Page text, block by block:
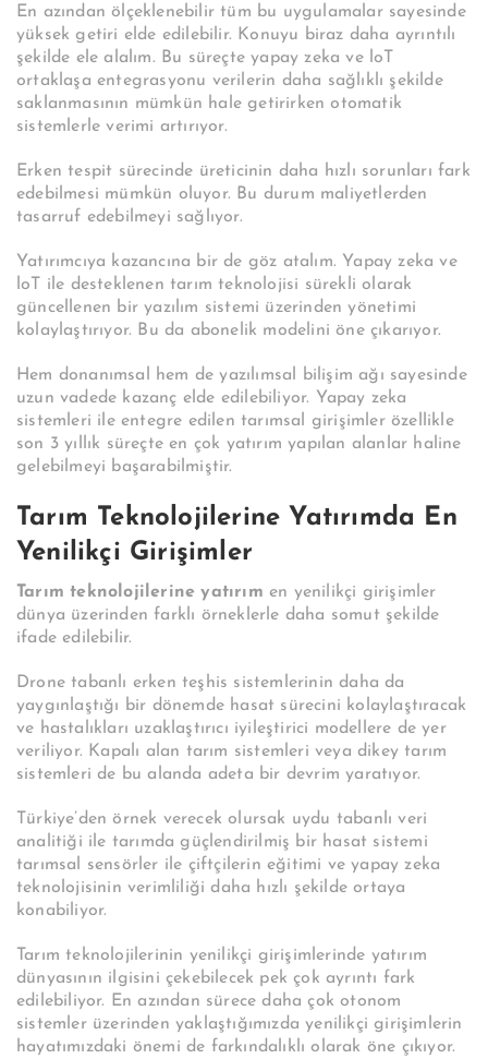
En azından ölçeklenebilir tüm bu uygulamalar sayesinde
yüksek getiri elde edilebilir. Konuyu biraz daha ayrıntılı
şekilde ele alalım. Bu süreçte yapay zeka ve loT
ortaklaşa entegrasyonu verilerin daha sağlıklı şekilde
saklanmasının mümkün hale getirirken otomatik
sistemlerle verimi artırıyor.
Erken tespit sürecinde üreticinin daha hızlı sorunları fark
edebilmesi mümkün oluyor. Bu durum maliyetlerden
tasarruf edebilmeyi sağlıyor.
Yatırımcıya kazancına bir de göz atalım. Yapay zeka ve
loT ile desteklenen tarım teknolojisi sürekli olarak
güncellenen bir yazılım sistemi üzerinden yönetimi
kolaylaştırıyor. Bu da abonelik modelini öne çıkarıyor.
Hem donanımsal hem de yazılımsal bilişim ağı sayesinde
uzun vadede kazanç elde edilebiliyor. Yapay zeka
sistemleri ile entegre edilen tarımsal girişimler özellikle
son 3 yıllık süreçte en çok yatırım yapılan alanlar haline
gelebilmeyi başarabilmiştir.
Tarım Teknolojilerine Yatırımda En
Yenilikçi Girişimler
Tarım teknolojilerine yatırım en yenilikçi girişimler
dünya üzerinden farklı örneklerle daha somut şekilde
ifade edilebilir.
Drone tabanlı erken teşhis sistemlerinin daha da
yaygınlaştığı bir dönemde hasat sürecini kolaylaştıracak
ve hastalıkları uzaklaştırıcı iyileştirici modellere de yer
veriliyor. Kapalı alan tarım sistemleri veya dikey tarım
sistemleri de bu alanda adeta bir devrim yaratıyor.
Türkiye’den örnek verecek olursak uydu tabanlı veri
analitiği ile tarımda güçlendirilmiş bir hasat sistemi
tarımsal sensörler ile çiftçilerin eğitimi ve yapay zeka
teknolojisinin verimliliği daha hızlı şekilde ortaya
konabiliyor.
Tarım teknolojilerinin yenilikçi girişimlerinde yatırım
dünyasının ilgisini çekebilecek pek çok ayrıntı fark
edilebiliyor. En azından sürece daha çok otonom
sistemler üzerinden yaklaştığımızda yenilikçi girişimlerin
hayatımızdaki önemi de farkındalıklı olarak öne çıkıyor.